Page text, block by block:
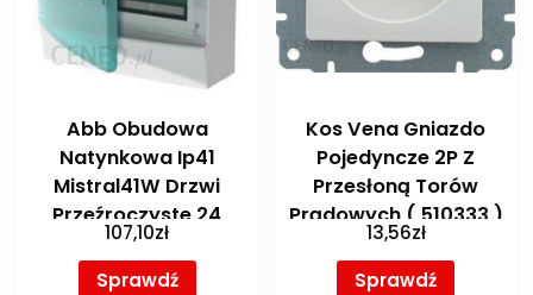
Abb Obudowa
Natynkowa Ip41
Mistral41W Drzwi
Przeźroczyste 24
Moduły 2 Rzędy N+Pe
Mistral41W24Mip41Ntprzeź
107,10zł
Sprawdź
Kos Vena Gniazdo
Pojedyncze 2P Z
Przesłoną Torów
Prądowych ( 510333 )
13,56zł
Sprawdź